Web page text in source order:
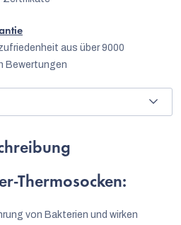
aus über 9000
Bewertungen
Thermosocken:
von Bakterien und wirken